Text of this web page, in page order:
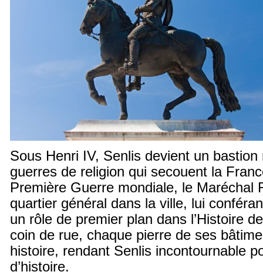
Sous Henri IV, Senlis devient un
guerres de religion qui secouent la
Première Guerre mondiale, le Maréchal
quartier général dans la ville, lui
un rôle de premier plan dans l’Histoire
coin de rue, chaque pierre de ses
histoire, rendant Senlis incontournable
d’histoire.